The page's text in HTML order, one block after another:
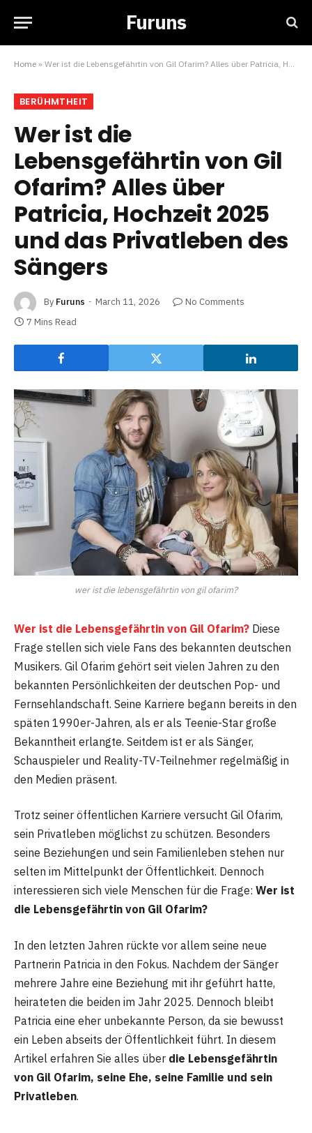
Furuns
Home » Wer ist die Lebensgefährtin von Gil Ofarim? Alles über Patricia, Hochzeit 2025 und das Privatleben des Sängers
BERÜHMTHEIT
Wer ist die
Lebensgefährtin von Gil
Ofarim? Alles über
Patricia, Hochzeit 2025
und das Privatleben des
Sängers
By Furuns March 11, 2026
No Comments
7 Mins Read
wer ist die lebensgefährtin von gil ofarim?
Wer ist die Lebensgefährtin von Gil Ofarim? Diese
Frage stellen sich viele Fans des bekannten deutschen
Musikers. Gil Ofarim gehört seit vielen Jahren zu den
bekannten Persönlichkeiten der deutschen Pop- und
Fernsehlandschaft. Seine Karriere begann bereits in den
späten 1990er-Jahren, als er als Teenie-Star große
Bekanntheit erlangte. Seitdem ist er als Sänger,
Schauspieler und Reality-TV-Teilnehmer regelmäßig in
den Medien präsent.
Trotz seiner öffentlichen Karriere versucht Gil Ofarim,
sein Privatleben möglichst zu schützen. Besonders
seine Beziehungen und sein Familienleben stehen nur
selten im Mittelpunkt der Öffentlichkeit. Dennoch
interessieren sich viele Menschen für die Frage: Wer ist
die Lebensgefährtin von Gil Ofarim?
In den letzten Jahren rückte vor allem seine neue
Partnerin Patricia in den Fokus. Nachdem der Sänger
mehrere Jahre eine Beziehung mit ihr geführt hatte,
heirateten die beiden im Jahr 2025. Dennoch bleibt
Patricia eine eher unbekannte Person, da sie bewusst
ein Leben abseits der Öffentlichkeit führt. In diesem
Artikel erfahren Sie alles über die Lebensgefährtin
von Gil Ofarim, seine Ehe, seine Familie und sein
Privatleben.